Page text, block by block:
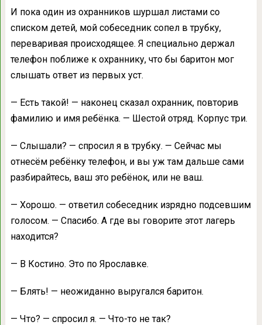
И пока один из охранников шуршал листами со
списком детей, мой собеседник сопел в трубку,
переваривая происходящее. Я специально держал
телефон поближе к охраннику, что бы баритон мог
слышать ответ из первых уст.
— Есть такой! — наконец сказал охранник, повторив
фамилию и имя ребёнка. — Шестой отряд. Корпус три.
— Слышали? — спросил я в трубку. — Сейчас мы
отнесём ребёнку телефон, и вы уж там дальше сами
разбирайтесь, ваш это ребёнок, или не ваш.
— Хорошо. — ответил собеседник изрядно подсевшим
голосом. — Спасибо. А где вы говорите этот лагерь
находится?
— В Костино. Это по Ярославке.
— Блять! — неожиданно выругался баритон.
— Что? — спросил я. — Что-то не так?